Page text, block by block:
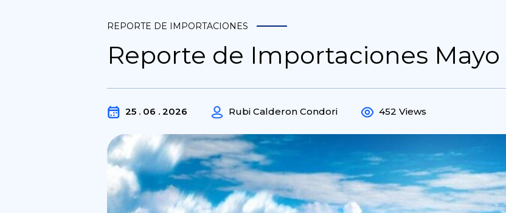
REPORTE DE IMPORTACIONES
Reporte de Importaciones Mayo
25 . 06 . 2026 Rubi Calderon Condori 452 Views